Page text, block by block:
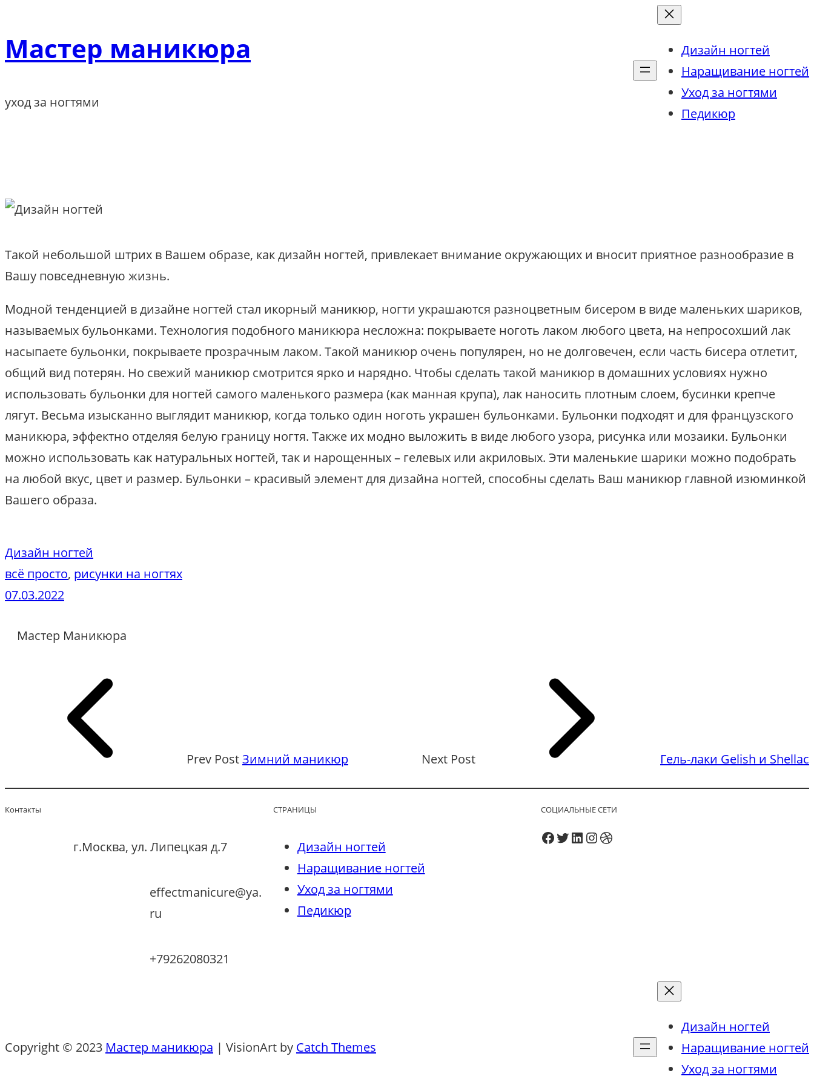
к
содержимому
Мастер маникюра
уход за ногтями
Дизайн ногтей
Наращивание ногтей
Уход за ногтями
Педикюр
Такой небольшой штрих в Вашем образе, как дизайн ногтей, привлекает внимание окружающих и вносит приятное разнообразие в
Вашу повседневную жизнь.
Модной тенденцией в дизайне ногтей стал икорный маникюр, ногти украшаются разноцветным бисером в виде маленьких шариков,
называемых бульонками. Технология подобного маникюра несложна: покрываете ноготь лаком любого цвета, на непросохший лак
насыпаете бульонки, покрываете прозрачным лаком. Такой маникюр очень популярен, но не долговечен, если часть бисера отлетит,
общий вид потерян. Но свежий маникюр смотрится ярко и нарядно. Чтобы сделать такой маникюр в домашних условиях нужно
использовать бульонки для ногтей самого маленького размера (как манная крупа), лак наносить плотным слоем, бусинки крепче
лягут. Весьма изысканно выглядит маникюр, когда только один ноготь украшен бульонками. Бульонки подходят и для французского
маникюра, эффектно отделяя белую границу ногтя. Также их модно выложить в виде любого узора, рисунка или мозаики. Бульонки
можно использовать как натуральных ногтей, так и нарощенных – гелевых или акриловых. Эти маленькие шарики можно подобрать
на любой вкус, цвет и размер. Бульонки – красивый элемент для дизайна ногтей, способны сделать Ваш маникюр главной изюминкой
Вашего образа.
Дизайн ногтей
всё просто, рисунки на ногтях
07.03.2022
Мастер Маникюра
Prev PostЗимний маникюр Next Post Гель-лаки Gelish и Shellac
Контакты
г.Москва, ул. Липецкая д.7
effectmanicure@ya.
ru
+79262080321
СТРАНИЦЫ
Дизайн ногтей
Наращивание ногтей
Уход за ногтями
Педикюр
СОЦИАЛЬНЫЕ СЕТИ
Facebook Twitter LinkedIn InstagramDribbble
Copyright © 2023 Мастер маникюра | VisionArt by Catch Themes
Дизайн ногтей
Наращивание ногтей
Уход за ногтями